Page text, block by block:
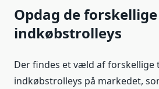
Opdag de
indkøbstrolleys
Der findes et væld af forskellige
indkøbstrolleys på markedet,